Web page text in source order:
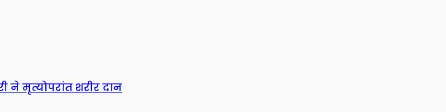
ने मृत्योपरांत शरीर दान